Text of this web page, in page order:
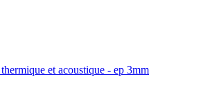
et acoustique - ep 3mm